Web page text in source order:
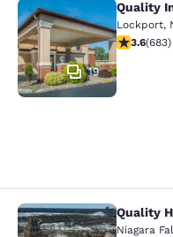
Quality Inn
19
Quality
Lockport,
3.593.6(683)
Quality Hotel
Quality
Niagara